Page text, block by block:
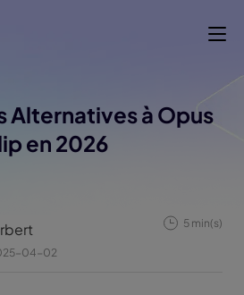
Alternatives à Opus
en 2026
04-02
5 min(s)